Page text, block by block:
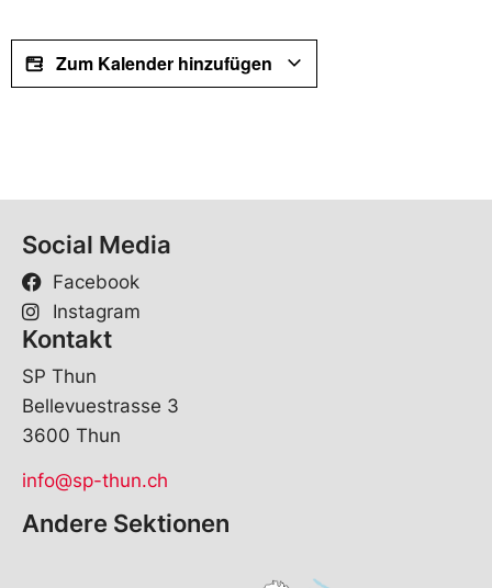
Zum Kalender hinzufügen
Social Media
Facebook
Instagram
Kontakt
SP Thun
Bellevuestrasse 3
3600 Thun
info@sp-thun.ch
Andere Sektionen